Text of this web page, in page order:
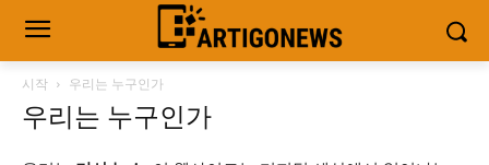
시작 우리는 누구인가
우리는 누구인가